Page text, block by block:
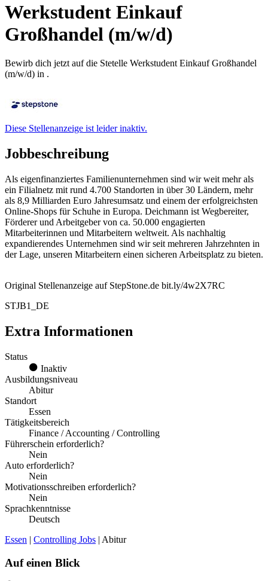
Werkstudent Einkauf
Großhandel (m/w/d)
Bewirb dich jetzt auf die Stetelle Werkstudent Einkauf Großhandel
(m/w/d) in .
Diese Stellenanzeige ist leider inaktiv.
Jobbeschreibung
Als eigenfinanziertes Familienunternehmen sind wir weit mehr als
ein Filialnetz mit rund 4.700 Standorten in über 30 Ländern, mehr
als 8,9 Milliarden Euro Jahresumsatz und einem der erfolgreichsten
Online-Shops für Schuhe in Europa. Deichmann ist Wegbereiter,
Förderer und Arbeitgeber von ca. 50.000 engagierten
Mitarbeiterinnen und Mitarbeitern weltweit. Als nachhaltig
expandierendes Unternehmen sind wir seit mehreren Jahrzehnten in
der Lage, unseren Mitarbeitern einen sicheren Arbeitsplatz zu bieten.
Original Stellenanzeige auf StepStone.de bit.ly/4w2X7RC
STJB1_DE
Extra Informationen
Status
Inaktiv
Ausbildungsniveau
Abitur
Standort
Essen
Tätigkeitsbereich
Finance / Accounting / Controlling
Führerschein erforderlich?
Nein
Auto erforderlich?
Nein
Motivationsschreiben erforderlich?
Nein
Sprachkenntnisse
Deutsch
Essen | Controlling Jobs | Abitur
Auf einen Blick